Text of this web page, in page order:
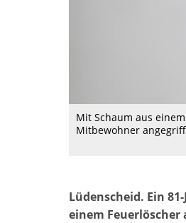
Mit Schaum aus
Mitbewohner
Lüdenscheid. Ein
einem